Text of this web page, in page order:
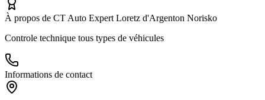
À propos de CT Auto Expert Loretz d'Argenton Norisko
Controle technique tous types de véhicules
Informations de contact